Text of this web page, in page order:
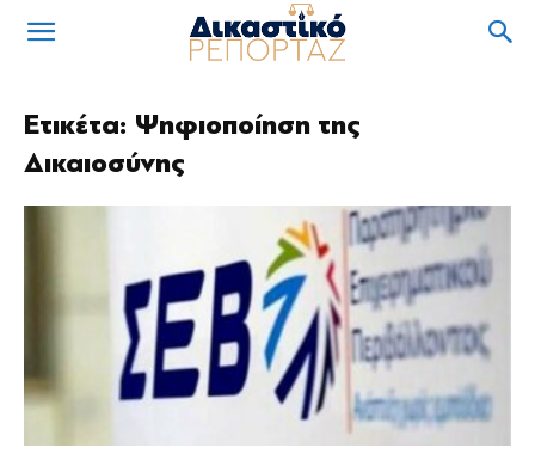
Ετικέτα: Ψηφιοποίηση της
Δικαιοσύνης